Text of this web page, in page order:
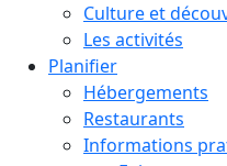
Culture et
Les activités
Planifier
Hébergements
Restaurants
Informations